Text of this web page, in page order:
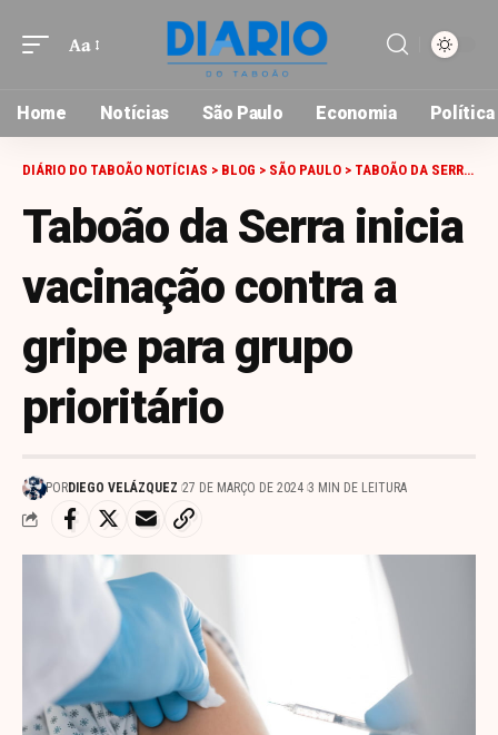
Font
Aa
Home Notícias São Paulo Economia Política
DIÁRIO DO TABOÃO NOTÍCIAS > BLOG > SÃO PAULO > TABOÃO DA SERRA INICIA VACINAÇÃO CONTRA A GRIPE PARA GRUPO PRIORITÁRIO
Taboão da Serra inicia
vacinação contra a
gripe para grupo
prioritário
PORDIEGO VELÁZQUEZ 27 DE MARÇO DE 2024 3 MIN DE LEITURA